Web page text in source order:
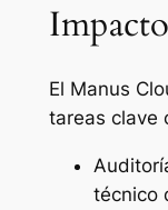
El Manus
tareas clave
técnico